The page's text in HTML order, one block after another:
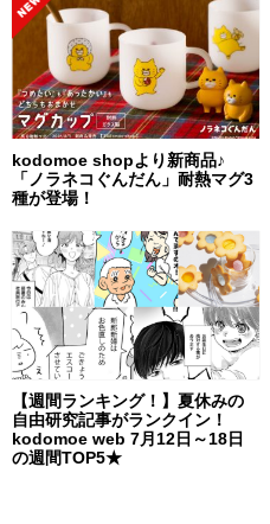
kodomoe shopより新商品♪
「ノラネコぐんだん」耐熱マグ3
種が登場！
【週間ランキング！】夏休みの
自由研究記事がランクイン！
kodomoe web 7月12日～18日
の週間TOP5★